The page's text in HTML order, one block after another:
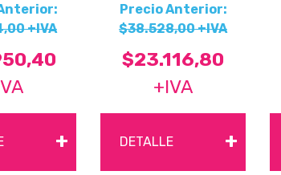
+IVA
+
Precio Anterior:
$38.528,00 +IVA
$23.116,80
+IVA
DETALLE +